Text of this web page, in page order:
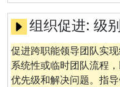
组织促进: 级
促进跨职能领导团队实
系统性或临时团队流程
优先级和解决问题。指